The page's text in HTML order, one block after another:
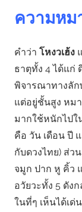
ความหม
คําว่า โหงวเฮ้ง
ธาตุทั้ง 4 ได้แก่
พิจารณาทางลั
แต่อยู่ชั้นสูง หม
มากใช้หนักไปใ
คือ วัน เดือน ปี
กับดวงไทย) ส่ว
จมูก ปาก หู คิ้ว
อวัยวะทั้ง 5 ดัง
ในที่ๆ เห็นได้เ